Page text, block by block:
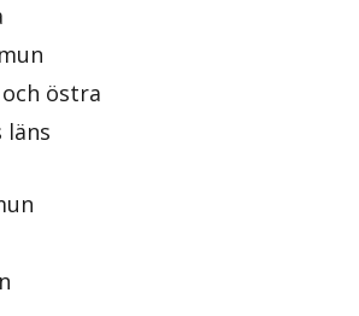
östra
läns